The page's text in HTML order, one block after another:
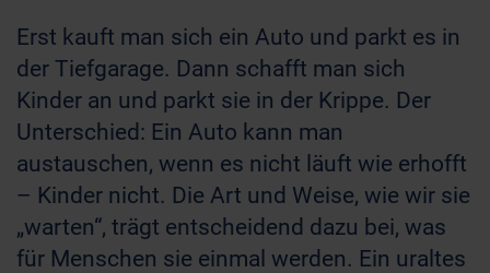
Erst kauft man sich ein Auto und parkt es in
der Tiefgarage. Dann schafft man sich
Kinder an und parkt sie in der Krippe. Der
Unterschied: Ein Auto kann man
austauschen, wenn es nicht läuft wie erhofft
– Kinder nicht. Die Art und Weise, wie wir sie
„warten“, trägt entscheidend dazu bei, was
für Menschen sie einmal werden. Ein uraltes